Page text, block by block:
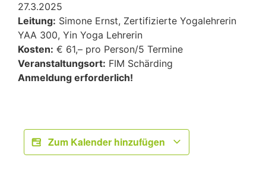
27.3.2025
Leitung: Simone Ernst, Zertifizierte Yogalehrerin
YAA 300, Yin Yoga Lehrerin
Kosten: € 61,– pro Person/5 Termine
Veranstaltungsort: FIM Schärding
Anmeldung erforderlich!
Zum Kalender hinzufügen